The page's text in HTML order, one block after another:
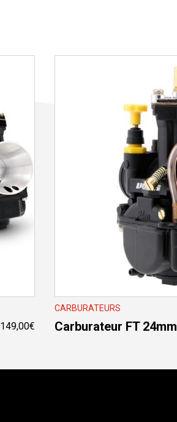
149,00€ Price
through
CARBURATEURS
Carburateur FT 24mm